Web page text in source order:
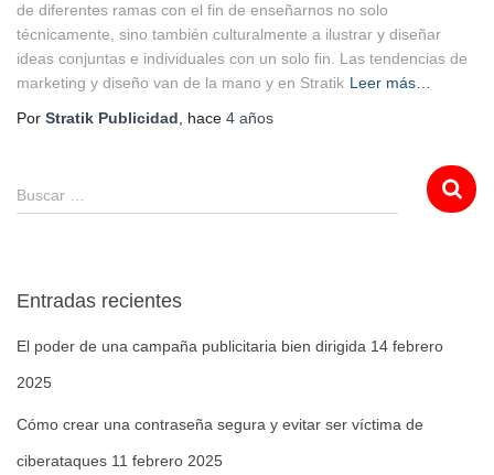
de diferentes ramas con el fin de enseñarnos no solo
técnicamente, sino también culturalmente a ilustrar y diseñar
ideas conjuntas e individuales con un solo fin. Las tendencias de
marketing y diseño van de la mano y en Stratik Leer más…
Por Stratik Publicidad , hace 4 años
Buscar …
Entradas recientes
El poder de una campaña publicitaria bien dirigida 14 febrero
2025
Cómo crear una contraseña segura y evitar ser víctima de
ciberataques 11 febrero 2025